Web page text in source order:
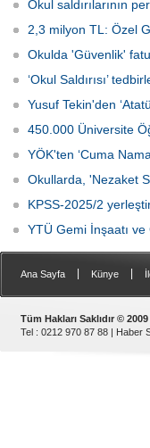
olaylarla ilgili inceleme
duyurdu.
Okul saldırılarının
2,3 milyon TL: Özel
Okulda 'Güvenlik'
‘Okul Saldırısı’
Yusuf Tekin'den
450.000 Üniversite
YÖK'ten ‘Cuma
Okullarda, 'Nezaket
KPSS-2025/2
YTÜ Gemi İnşaatı
Ana Sayfa Künye
Tüm Hakları Saklıdır ©
Tel : 0212 970 87 88 | Haber